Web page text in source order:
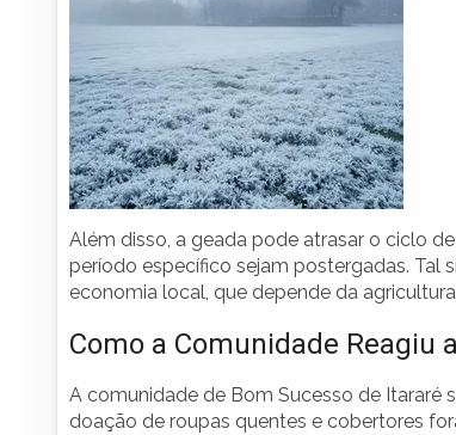
Além disso, a geada pode atrasar o ciclo
período específico sejam postergadas.
economia local, que depende da
Como a Comunidade Reagiu
A comunidade de Bom Sucesso de Itararé
doação de roupas quentes e cobertores